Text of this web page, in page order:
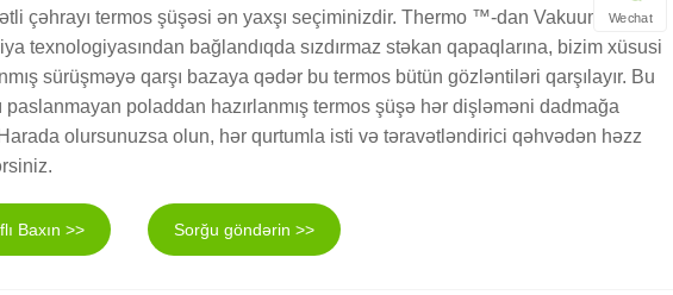
çəhrayı termos şüşəsi ən yaxşı seçiminizdir. Thermo ™-dan Vakuum
texnologiyasından bağlandıqda sızdırmaz stəkan qapaqlarına, bizim xüsusi
sürüşməyə qarşı bazaya qədər bu termos bütün gözləntiləri qarşılayır. Bu
paslanmayan poladdan hazırlanmış termos şüşə hər dişləməni dadmağa
olursunuzsa olun, hər qurtumla isti və təravətləndirici qəhvədən həzz
Baxın >> Sorğu göndərin >>
Wechat